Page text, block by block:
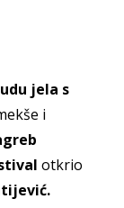
jela s
i
otkrio